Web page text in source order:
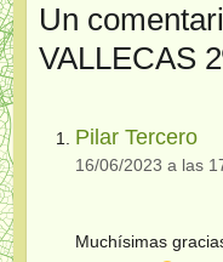
Un
VALLECAS
Pilar Tercero
16/06/2023 a las
Muchísimas